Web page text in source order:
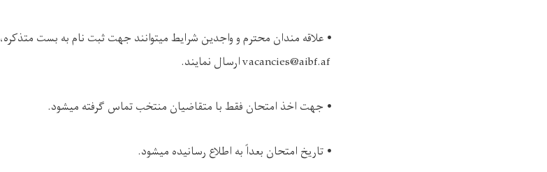
• علاقه مندان محترم و واجدین شرایط میتوانند جهت ثبت نام به بست متذکره،
vacancies@aibf.afارسال نمایند.
• جهت اخذ امتحان فقط با متقاضیان منتخب تماس گرفته میشود.
• تاریخ امتحان بعداً به اطلاع رسانیده میشود.